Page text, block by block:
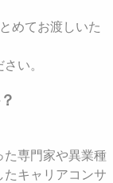
めてお渡しいた
さい。
専門家や異業種
たキャリアコンサ